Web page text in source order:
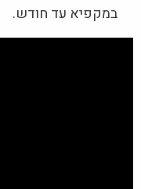
במקפיא עד חודש.